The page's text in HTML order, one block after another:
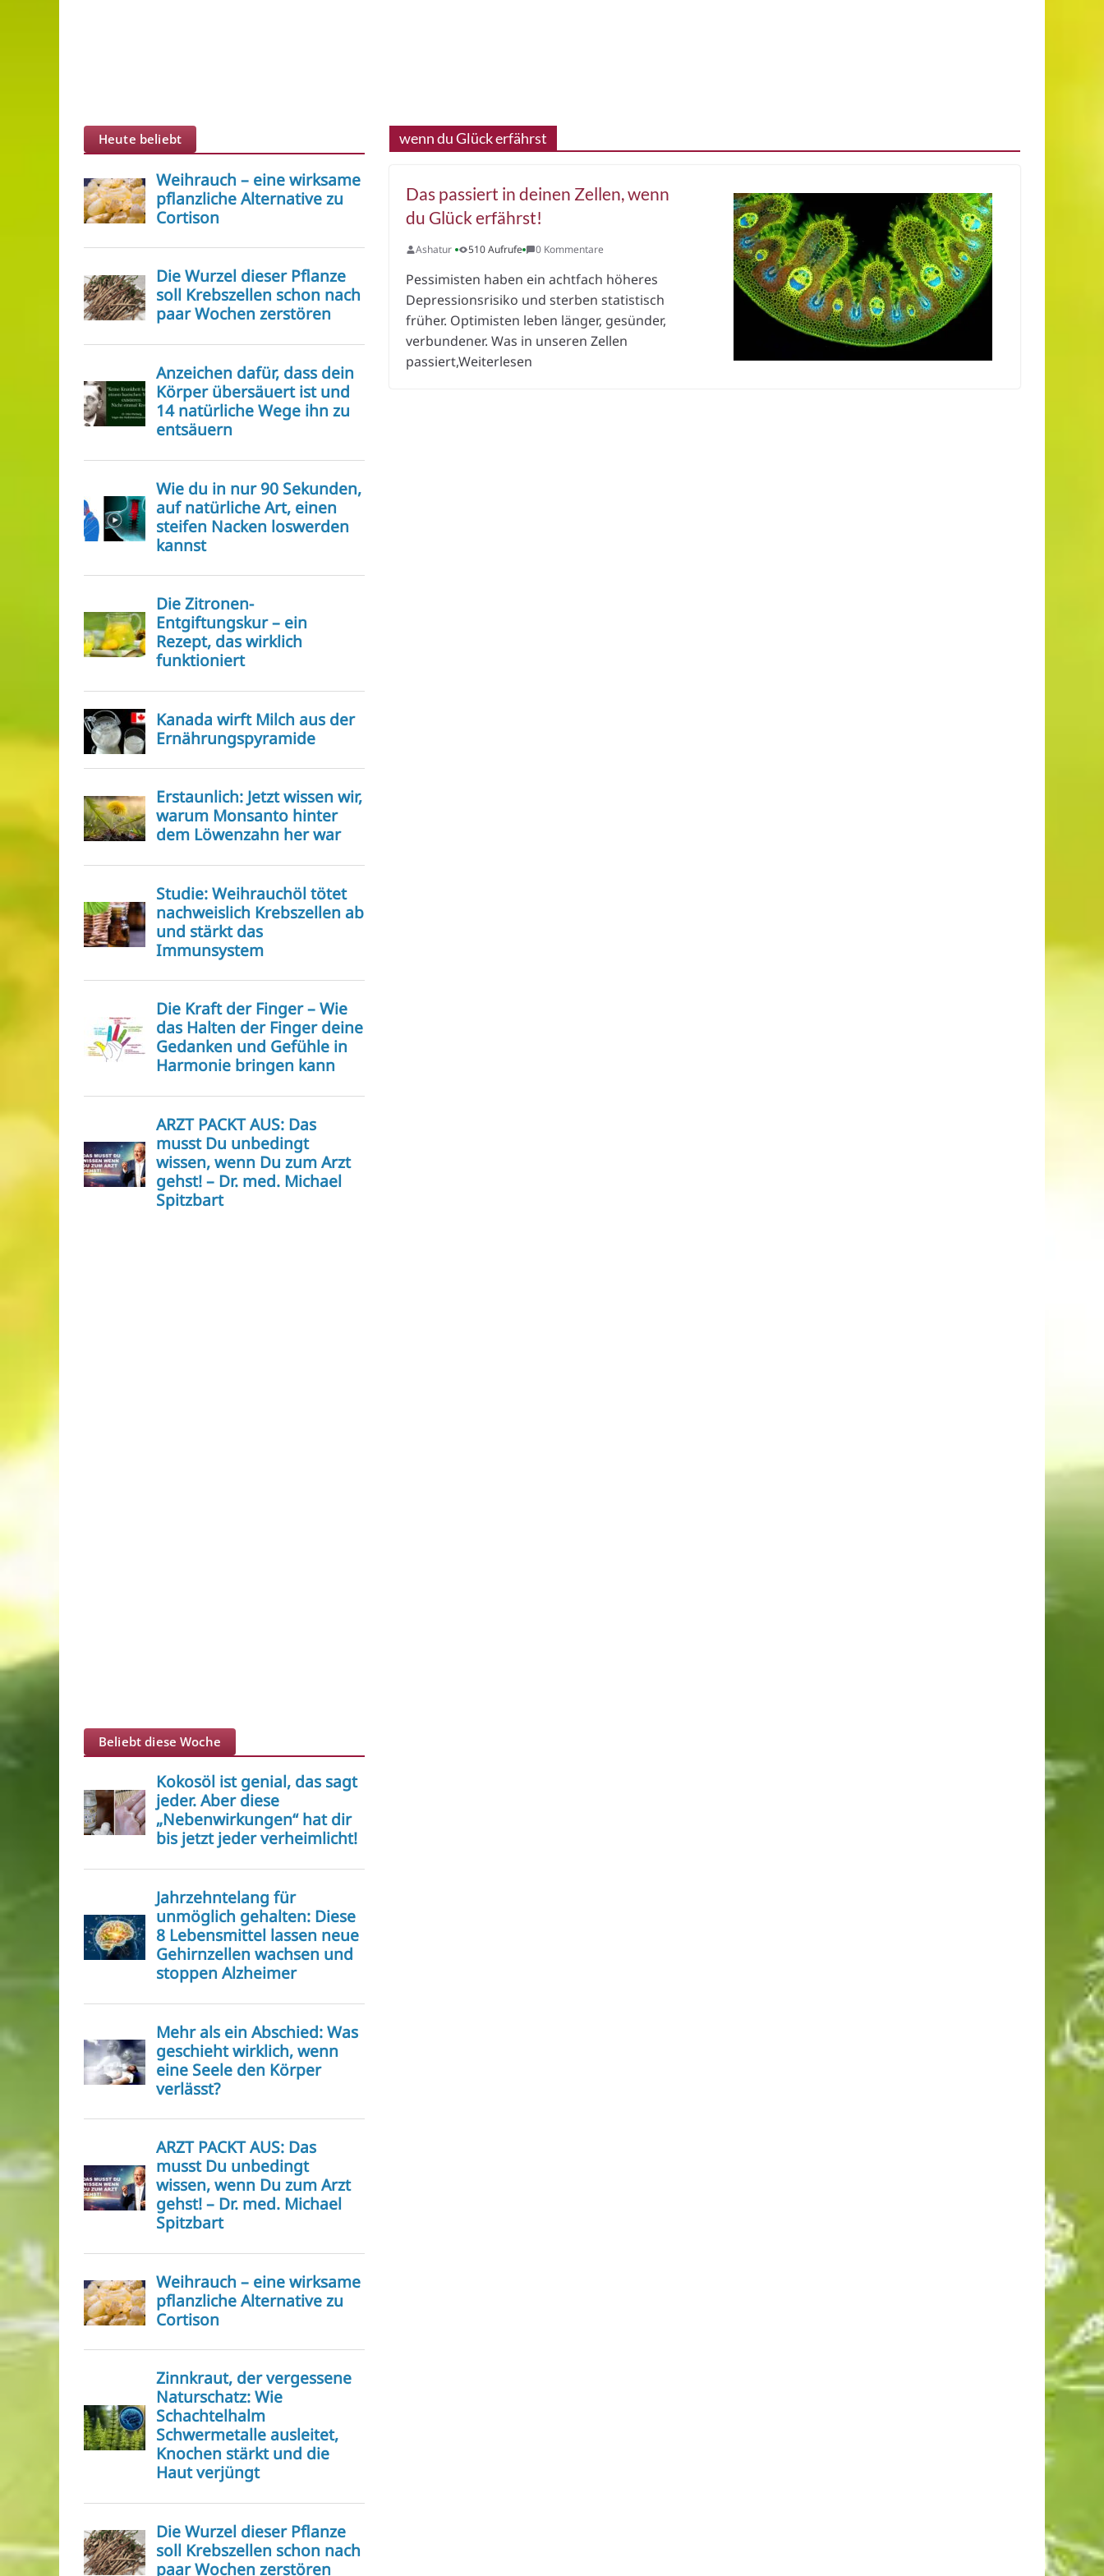
wenn du Glück erfährst
Das passiert in deinen Zellen, wenn
du Glück erfährst!
Ashatur 510 Aufrufe 0 Kommentare
Pessimisten haben ein achtfach höheres
Depressionsrisiko und sterben statistisch
früher. Optimisten leben länger, gesünder,
verbundener. Was in unseren Zellen
passiert,Weiterlesen
Heute beliebt
Beliebt diese Woche